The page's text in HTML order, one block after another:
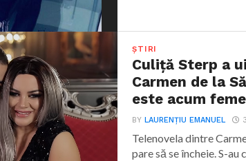
ȘTIRI
Culiță Sterp a
Carmen de la
este acum
BY LAURENȚIU EMANUEL
Telenovela dintre
pare să se încheie. S-au